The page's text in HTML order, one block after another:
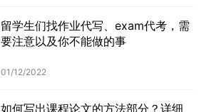
留学生们找作业代写、exam代考，需
要注意以及你不能做的事
01/12/2022
如何写出课程论文的方法部分？详细